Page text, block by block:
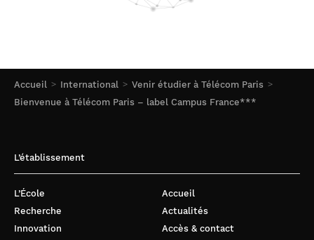
Accueil International
Venir étudier à Télécom Paris
Bienvenue à Télécom Paris – label Campus France***
L’établissement
L’École
Recherche
Innovation
Accueil
Actualités
Accès & contact